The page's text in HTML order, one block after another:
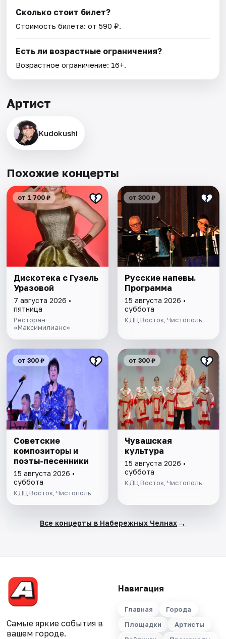
Сколько стоит билет?
Стоимость билета: от 590 ₽.
Есть ли возрастные ограничения?
Возрастное ограничение: 16+.
Артист
Kudokushi
Похожие концерты
от 1 700 ₽
Дискотека с Гузель
Уразовой
7 августа 2026 •
пятница
Ресторан
«Максимилианс»
от 300 ₽
Русские напевы.
Программа
15 августа 2026 •
суббота
КДЦ Восток, Чистополь
от 300 ₽
Советские
композиторы и
поэты-песенники
15 августа 2026 •
суббота
КДЦ Восток, Чистополь
от 300 ₽
Чувашская
культура
15 августа 2026 •
суббота
КДЦ Восток, Чистополь
Все концерты в Набережных Челнах→
Самые яркие события в
вашем городе.
Навигация
Главная
Города
Площадки
Артисты